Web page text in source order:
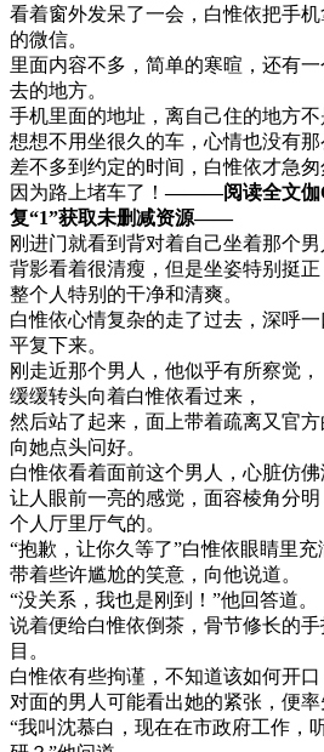
看着窗外发呆了一会，白惟依把手
的微信。
里面内容不多，简单的寒暄，还有
去的地方。
手机里面的地址，离自己住的地方不
想想不用坐很久的车，心情也没有那
差不多到约定的时间，白惟依才急匆
因为路上堵车了！———阅读全文伽
复“1”获取未删减资源—​​​​—
刚进门就看到背对着自己坐着那个男
背影看着很清瘦，但是坐姿特别挺
整个人特别的干净和清爽。
白惟依心情复杂的走了过去，深呼
平复下来。
刚走近那个男人，他似乎有所察觉，
缓缓转头向着白惟依看过来，
然后站了起来，面上带着疏离又官方
向她点头问好。
白惟依看着面前这个男人，心脏仿佛
让人眼前一亮的感觉，面容棱角分
个人厅里厅气的。
“抱歉，让你久等了”白惟依眼睛里充
带着些许尴尬的笑意，向他说道。
“没关系，我也是刚到！”他回答道。
说着便给白惟依倒茶，骨节修长的
目。
白惟依有些拘谨，不知道该如何开口
对面的男人可能看出她的紧张，便率
“我叫沈慕白，现在在市政府工作，